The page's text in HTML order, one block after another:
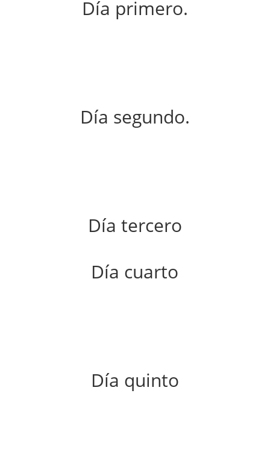
Día primero.
Día segundo.
Día tercero
Día cuarto
Día quinto